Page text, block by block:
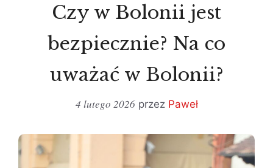
Czy w Bolonii jest
bezpiecznie? Na co
uważać w Bolonii?
4 lutego 2026 przez Paweł